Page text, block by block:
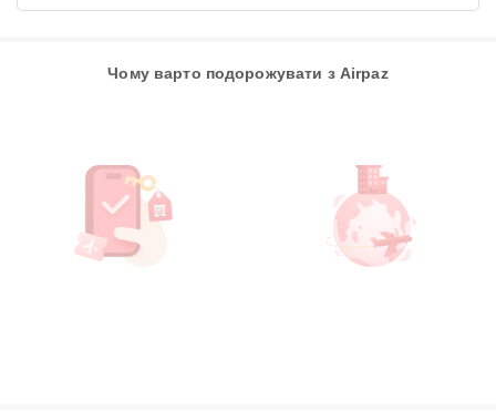
Чому варто подорожувати з Airpaz